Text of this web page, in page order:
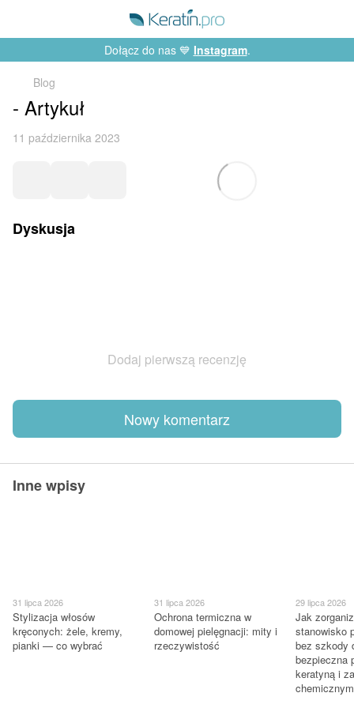
Dołącz do nas 💙 Instagram.
Blog
- Artykuł
11 października 2023
Dyskusja
Dodaj pierwszą recenzję
Nowy komentarz
Inne wpisy
31 lipca 2026
Stylizacja włosów
kręconych: żele, kremy,
pianki — co wybrać
31 lipca 2026
Ochrona termiczna w
domowej pielęgnacji: mity i
rzeczywistość
29 lipca 2026
Jak
stanowisko
bez szkody
bezpieczna
keratyną i